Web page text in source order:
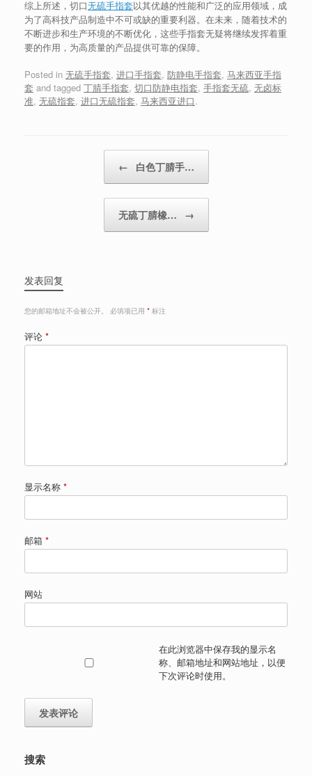
综上所述，切口无硫手指套以其优越的性能和广泛的应用领域，成
为了高科技产品制造中不可或缺的重要利器。在未来，随着技术的
不断进步和生产环境的不断优化，这些手指套无疑将继续发挥着重
要的作用，为高质量的产品提供可靠的保障。
Posted in 无硫手指套, 进口手指套, 防静电手指套, 马来西亚手指
套 and tagged 丁腈手指套, 切口防静电指套, 手指套无硫, 无卤标
准, 无硫指套, 进口无硫指套, 马来西亚进口.
← 白色丁腈手…
无硫丁腈橡… →
发表回复
您的邮箱地址不会被公开。 必填项已用 * 标注
评论 *
显示名称 *
邮箱 *
网站
在此浏览器中保存我的显示名
称、邮箱地址和网站地址，以便
下次评论时使用。
搜索